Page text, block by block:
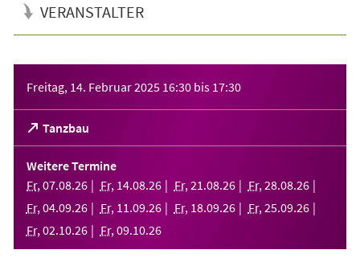
VERANSTALTER
Freitag, 14. Februar 2025 16:30 bis 17:30
Tanzbau
(Öffnet
in
einem
neuen
Tab)
Weitere Termine
Fr, 07.08.26 Fr, 14.08.26 Fr, 21 .08.26 Fr, 28.08.26
Fr, 04.09.26 Fr, 11 .09.26 Fr, 18.09.26 Fr, 25.09.26
Fr, 02.10.26 Fr, 09.10.26